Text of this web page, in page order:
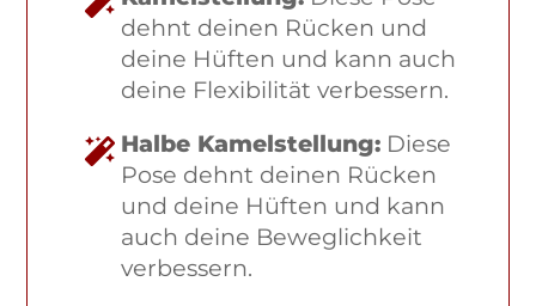
dehnt deinen Rücken und
deine Hüften und kann auch
deine Flexibilität verbessern.
Halbe Kamelstellung:Diese
Pose dehnt deinen Rücken
und deine Hüften und kann
auch deine Beweglichkeit
verbessern.